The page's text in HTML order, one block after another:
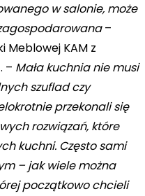
w salonie, może
–
Meblowej KAM z
– Mała kuchnia nie musi
szuflad czy
przekonali się
rozwiązań, które
kuchni. Często sami
– jak wiele można
początkowo chcieli